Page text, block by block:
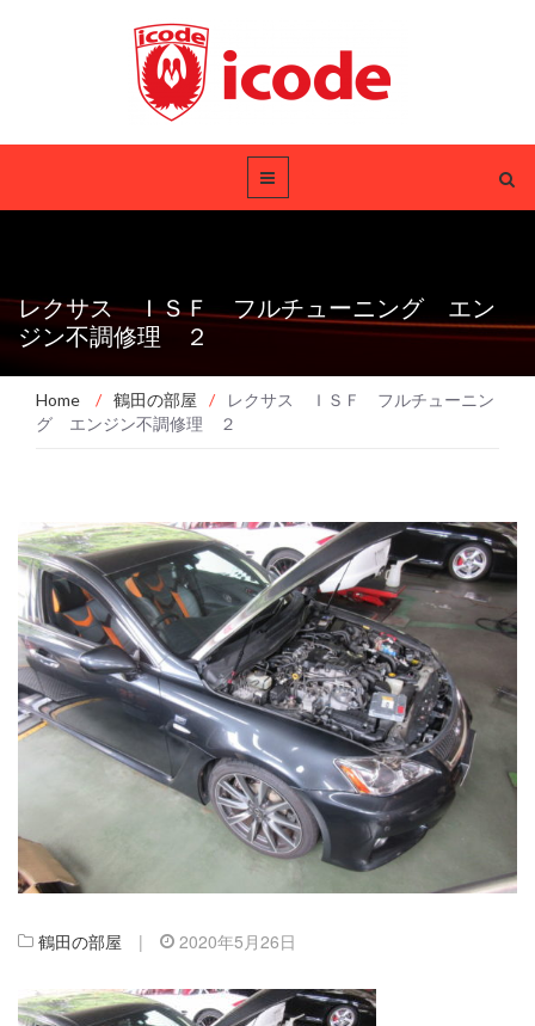
レクサス ＩＳＦ フルチューニング エン
ジン不調修理 ２
Home / 鶴田の部屋 /
レクサス ＩＳＦ フルチューニン
グ エンジン不調修理 ２
鶴田の部屋 | 2020年5月26日